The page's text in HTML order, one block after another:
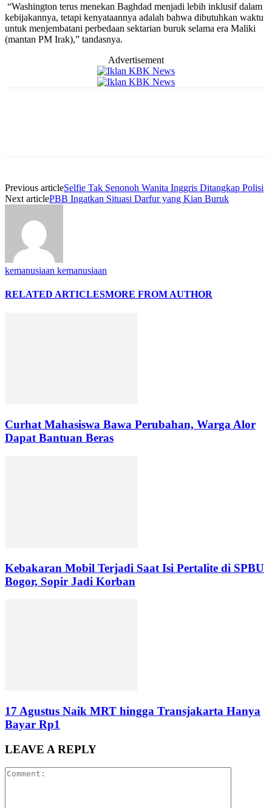
“Washington terus menekan Baghdad menjadi lebih inklusif dalam
kebijakannya, tetapi kenyataannya adalah bahwa dibutuhkan waktu
untuk menjembatani perbedaan sektarian buruk selama era Maliki
(mantan PM Irak),” tandasnya.
Advertisement
Previous articleSelfie Tak Senonoh Wanita Inggris Ditangkap Polisi
Next articlePBB Ingatkan Situasi Darfur yang Kian Buruk
kemanusiaan kemanusiaan
RELATED ARTICLESMORE FROM AUTHOR
Curhat Mahasiswa Bawa Perubahan, Warga Alor
Dapat Bantuan Beras
Kebakaran Mobil Terjadi Saat Isi Pertalite di SPBU
Bogor, Sopir Jadi Korban
17 Agustus Naik MRT hingga Transjakarta Hanya
Bayar Rp1
LEAVE A REPLY